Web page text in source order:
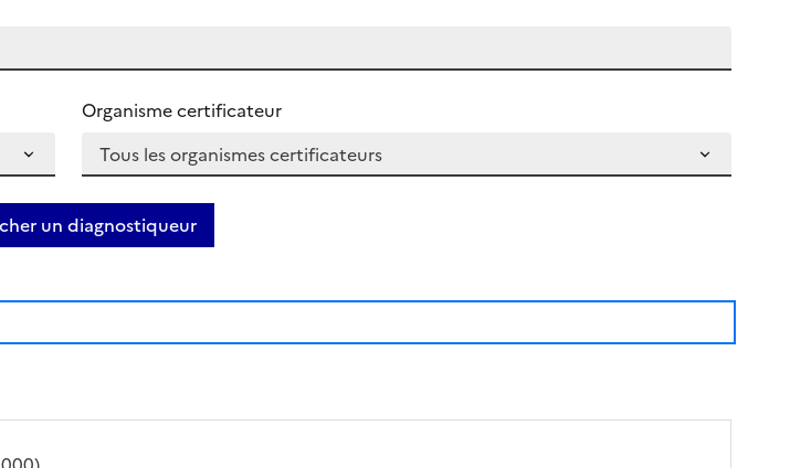
Organisme certificateur
un diagnostiqueur